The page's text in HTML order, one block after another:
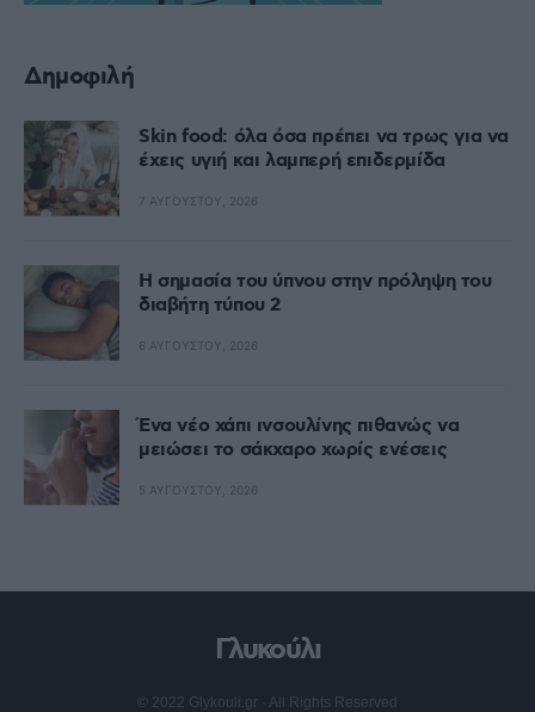
Δημοφιλή
Skin food: όλα όσα πρέπει να τρως για να
έχεις υγιή και λαμπερή επιδερμίδα
7 ΑΥΓΟΎΣΤΟΥ, 2026
Η σημασία του ύπνου στην πρόληψη του
διαβήτη τύπου 2
6 ΑΥΓΟΎΣΤΟΥ, 2026
Ένα νέο χάπι ινσουλίνης πιθανώς να
μειώσει το σάκχαρο χωρίς ενέσεις
5 ΑΥΓΟΎΣΤΟΥ, 2026
Γλυκούλι
© 2022 Glykouli.gr · All Rights Reserved